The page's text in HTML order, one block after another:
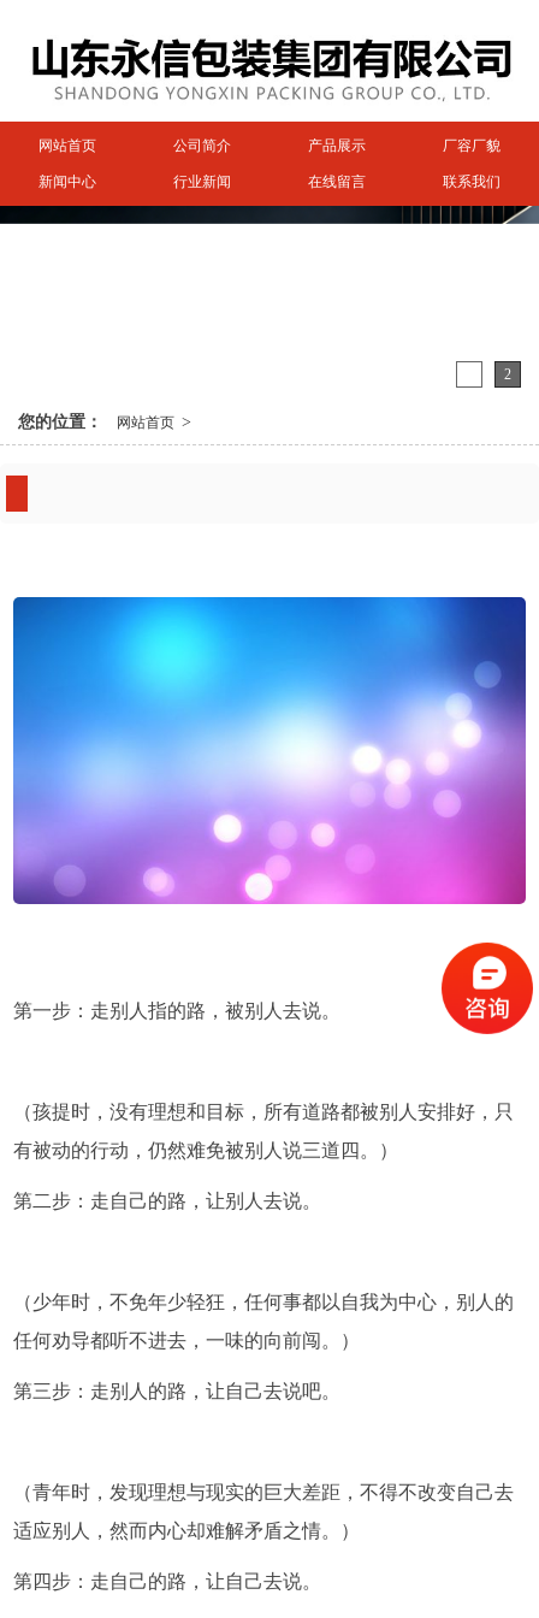
网站首页 公司简介 产品展示 厂容厂貌
新闻中心 行业新闻 在线留言 联系我们
2
您的位置： 网站首页 >
第一步：走别人指的路，被别人去说。
（孩提时，没有理想和目标，所有道路都被别人安排好，只
有被动的行动，仍然难免被别人说三道四。）
第二步：走自己的路，让别人去说。
（少年时，不免年少轻狂，任何事都以自我为中心，别人的
任何劝导都听不进去，一味的向前闯。）
第三步：走别人的路，让自己去说吧。
（青年时，发现理想与现实的巨大差距，不得不改变自己去
适应别人，然而内心却难解矛盾之情。）
第四步：走自己的路，让自己去说。